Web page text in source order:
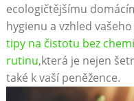
ecologičtějšímu
hygienu a vzhled
tipy na čistotu bez
rutinu,která je nejen
také k vaší peněžence.